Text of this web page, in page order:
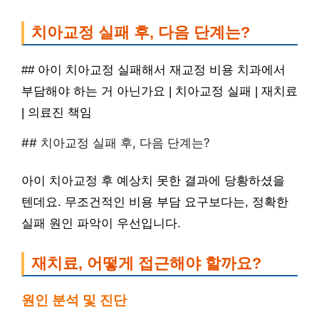
치아교정 실패 후, 다음 단계는?
## 아이 치아교정 실패해서 재교정 비용 치과에서
부담해야 하는 거 아닌가요 | 치아교정 실패 | 재치료
| 의료진 책임
## 치아교정 실패 후, 다음 단계는?
아이 치아교정 후 예상치 못한 결과에 당황하셨을
텐데요. 무조건적인 비용 부담 요구보다는, 정확한
실패 원인 파악이 우선입니다.
재치료, 어떻게 접근해야 할까요?
원인 분석 및 진단